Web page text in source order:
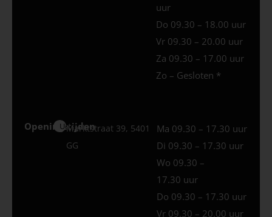
uur
Do 09.30 – 18.00 uur
Vr 09.30 – 20.00 uur
Za 09.30 – 17.00 uur
Zo – Gesloten *
Openingstijden
Uden
Marktstraat 39, 5401
GG
Ma 09.30 – 17.30 uur
Di 09.30 – 17.30 uur
Wo 09.30 –
17.30 uur
Do 09.30 – 17.30 uur
Vr 09.30 – 20.00 uur